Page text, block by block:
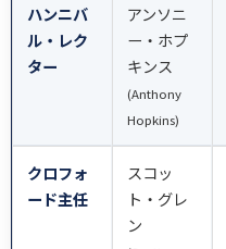
ハンニバ
ル・レク
ター
アンソニ
ー・ホプ
キンス
(Anthony
Hopkins)
クロフォ
ード主任
スコッ
ト・グレ
ン